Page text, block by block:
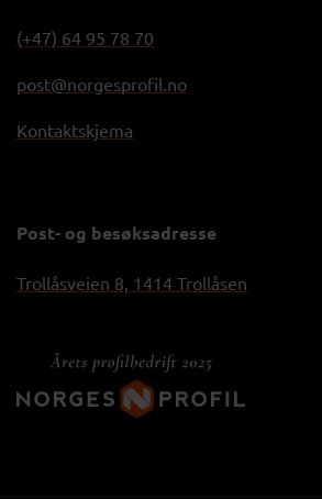
(+47) 64 95 78 70
post@norgesprofil.no
Kontaktskjema
Post- og besøksadresse
Trollåsveien 8, 1414 Trollåsen